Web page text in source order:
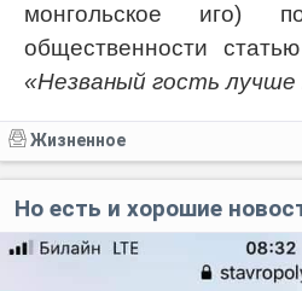
монгольское иго)
общественности
«Незваный гость
Жизненное
Но есть и хорошие